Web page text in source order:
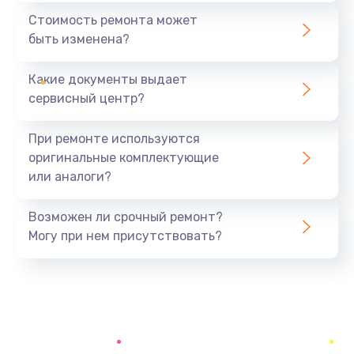
3900 руб.
Настройка Wi-Fi
Заказать
Ремонт петель крышки
Заказать
Стоимость ремонта может
быть изменена?
Какие документы выдает
сервисный центр?
При ремонте используются
оригинальные комплектующие
или аналоги?
Возможен ли срочный ремонт?
Могу при нем присутствовать?